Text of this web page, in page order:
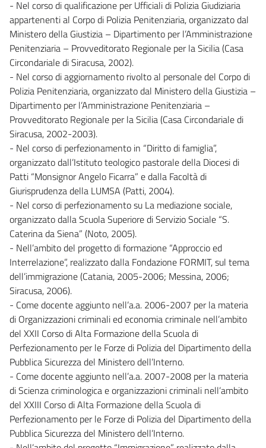
- Nel corso di qualificazione per Ufficiali di Polizia Giudiziaria
appartenenti al Corpo di Polizia Penitenziaria, organizzato dal
Ministero della Giustizia – Dipartimento per l’Amministrazione
Penitenziaria – Provveditorato Regionale per la Sicilia (Casa
Circondariale di Siracusa, 2002).
- Nel corso di aggiornamento rivolto al personale del Corpo di
Polizia Penitenziaria, organizzato dal Ministero della Giustizia –
Dipartimento per l’Amministrazione Penitenziaria –
Provveditorato Regionale per la Sicilia (Casa Circondariale di
Siracusa, 2002-2003).
- Nel corso di perfezionamento in “Diritto di famiglia”,
organizzato dall’Istituto teologico pastorale della Diocesi di
Patti “Monsignor Angelo Ficarra” e dalla Facoltà di
Giurisprudenza della LUMSA (Patti, 2004).
- Nel corso di perfezionamento su La mediazione sociale,
organizzato dalla Scuola Superiore di Servizio Sociale “S.
Caterina da Siena” (Noto, 2005).
- Nell’ambito del progetto di formazione “Approccio ed
Interrelazione”, realizzato dalla Fondazione FORMIT, sul tema
dell’immigrazione (Catania, 2005-2006; Messina, 2006;
Siracusa, 2006).
- Come docente aggiunto nell’a.a. 2006-2007 per la materia
di Organizzazioni criminali ed economia criminale nell’ambito
del XXII Corso di Alta Formazione della Scuola di
Perfezionamento per le Forze di Polizia del Dipartimento della
Pubblica Sicurezza del Ministero dell’Interno.
- Come docente aggiunto nell’a.a. 2007-2008 per la materia
di Scienza criminologica e organizzazioni criminali nell’ambito
del XXIII Corso di Alta Formazione della Scuola di
Perfezionamento per le Forze di Polizia del Dipartimento della
Pubblica Sicurezza del Ministero dell’Interno.